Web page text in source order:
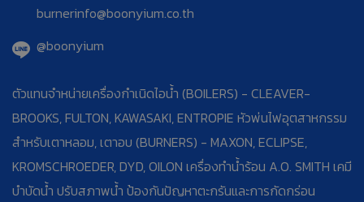
burnerinfo@boonyium.co.th
@boonyium
ตัวแทนจำหน่ายเครื่องกำเนิดไอน้ำ (BOILERS) - CLEAVER-
BROOKS, FULTON, KAWASAKI, ENTROPIE หัวพ่นไฟอุตสาหกรรม
สำหรับเตาหลอม, เตาอบ (BURNERS) - MAXON, ECLIPSE,
KROMSCHROEDER, DYD, OILON เครื่องทำน้ำร้อน A.O. SMITH เคมี
บำบัดน้ำ ปรับสภาพน้ำ ป้องกันปัญหาตะกรันและการกัดกร่อน